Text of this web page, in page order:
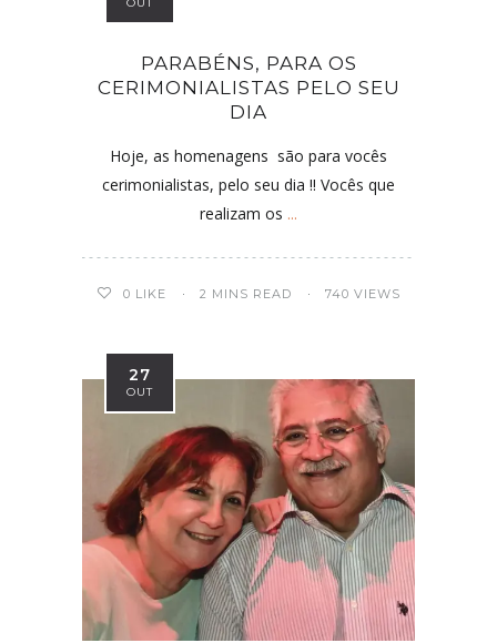
PARABÉNS, PARA OS
CERIMONIALISTAS PELO SEU
DIA
Hoje, as homenagens são para vocês
cerimonialistas, pelo seu dia !! Vocês que
realizam os ...
0 LIKE 2 MINS READ 740 VIEWS
27
OUT